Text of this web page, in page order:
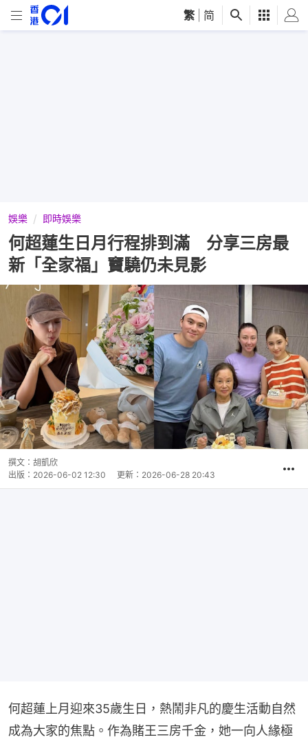
繁 简
娛樂 即時娛樂
何超蓮生日月行程排到滿 分享三房最
新「全家福」竇驍仍未見影
撰文： 胡凱欣
出版： 2026-06-02 12:30 更新： 2026-06-28 20:43
何超蓮上月迎來35歲生日，熱鬧非凡的慶生活動自然
成為大家的焦點。作為賭王三房千金，她一向人緣極